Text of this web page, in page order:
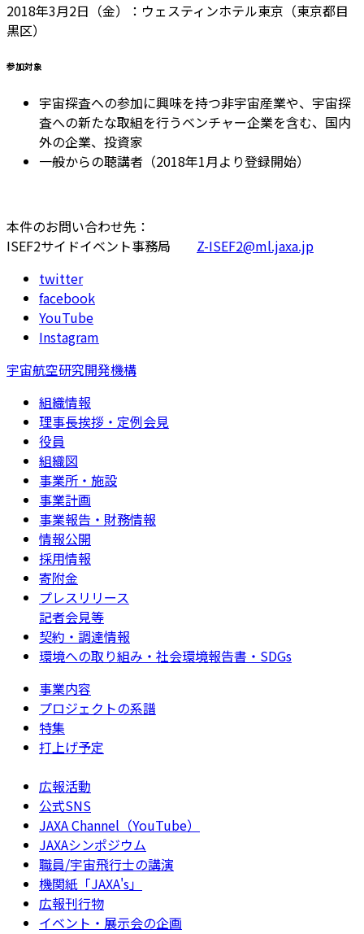
2018年3月2日（金）：ウェスティンホテル東京（東京都目
黒区）
参加対象
宇宙探査への参加に興味を持つ非宇宙産業や、宇宙探
査への新たな取組を行うベンチャー企業を含む、国内
外の企業、投資家
一般からの聴講者（2018年1月より登録開始）
本件のお問い合わせ先：
ISEF2サイドイベント事務局 Z-ISEF2@ml.jaxa.jp
twitter
facebook
YouTube
Instagram
宇宙航空研究開発機構
組織情報
理事長挨拶・定例会見
役員
組織図
事業所・施設
事業計画
事業報告・財務情報
情報公開
採用情報
寄附金
プレスリリース
記者会見等
契約・調達情報
環境への取り組み・社会環境報告書・SDGs
事業内容
プロジェクトの系譜
特集
打上げ予定
広報活動
公式SNS
JAXA Channel（YouTube）
JAXAシンポジウム
職員/宇宙飛行士の講演
機関紙「JAXA's」
広報刊行物
イベント・展示会の企画